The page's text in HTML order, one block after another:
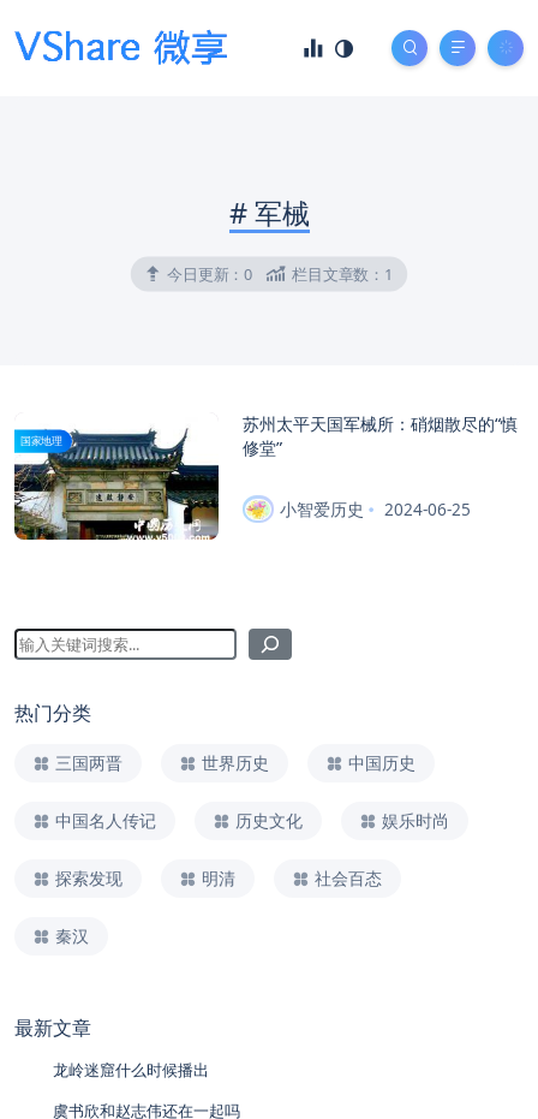
#军械
今日更新：0 栏目文章数： 1
国家地理
苏州太平天国军械所：硝烟散尽的“慎
修堂”
小智爱历史 2024-06-25
热门分类
三国两晋 世界历史 中国历史
中国名人传记 历史文化 娱乐时尚
探索发现 明清 社会百态
秦汉
最新文章
龙岭迷窟什么时候播出
虞书欣和赵志伟还在一起吗